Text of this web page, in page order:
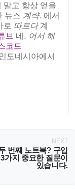
말고 항상 얻을
뉴스 계략. 에서
로 따르다계
브 네. 어서 해
코드
도네시아에서
NEXT
번째 노트북? 구입
가지 중요한 질문이
있습니다.